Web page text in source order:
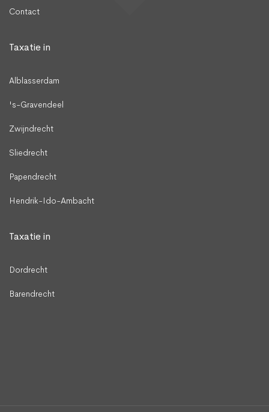
Contact
Taxatie in
Alblasserdam
's-Gravendeel
Zwijndrecht
Sliedrecht
Papendrecht
Hendrik-Ido-Ambacht
Taxatie in
Dordrecht
Barendrecht